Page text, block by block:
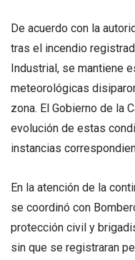
De acuerdo con la
tras el incendio
Industrial, se mantiene
meteorológicas
zona. El Gobierno de la
evolución de estas
instancias
En la atención de la
se coordinó con
protección civil y
sin que se registraran